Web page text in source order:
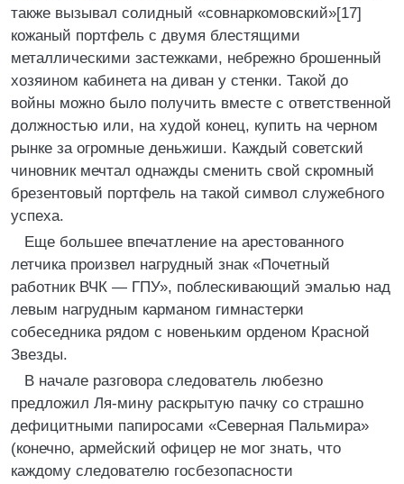
также вызывал солидный «совнаркомовский»[17]
кожаный портфель с двумя блестящими
металлическими застежками, небрежно брошенный
хозяином кабинета на диван у стенки. Такой до
войны можно было получить вместе с ответственной
должностью или, на худой конец, купить на черном
рынке за огромные деньжиши. Каждый советский
чиновник мечтал однажды сменить свой скромный
брезентовый портфель на такой символ служебного
успеха.
Еще большее впечатление на арестованного
летчика произвел нагрудный знак «Почетный
работник ВЧК — ГПУ», поблескивающий эмалью над
левым нагрудным карманом гимнастерки
собеседника рядом с новеньким орденом Красной
Звезды.
В начале разговора следователь любезно
предложил Ля-мину раскрытую пачку со страшно
дефицитными папиросами «Северная Пальмира»
(конечно, армейский офицер не мог знать, что
каждому следователю госбезопасности